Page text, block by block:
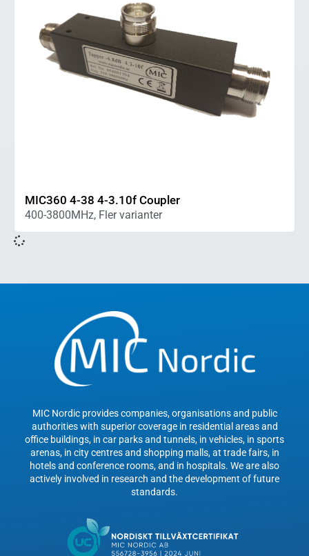
MIC360 4-38 4-3.10f Coupler
400-3800MHz, Fler varianter
MIC Nordic provides companies, organisations and public
authorities with superior coverage in residential areas and
office buildings, in car parks and tunnels, in vehicles, in sports
arenas, in city centres and shopping malls, at trade fairs, in
hotels and conference rooms, and in hospitals. We are also
actively involved in research and the development of future
standards.